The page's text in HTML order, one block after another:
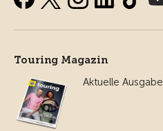
Touring Magazin
Aktuelle Ausgabe